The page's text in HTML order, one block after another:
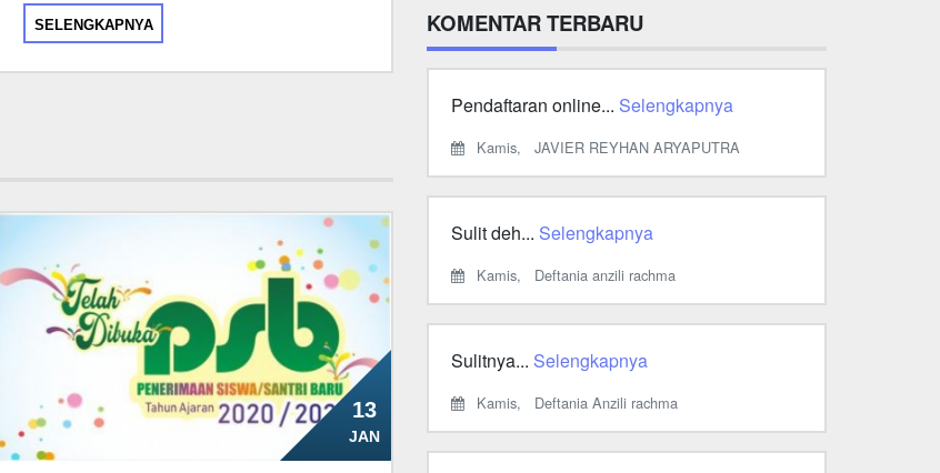
SELENGKAPNYA
13
JAN
KOMENTAR TERBARU
Pendaftaran online... Selengkapnya
Kamis, JAVIER REYHAN ARYAPUTRA
Sulit deh... Selengkapnya
Kamis, Deftania anzili rachma
Sulitnya... Selengkapnya
Kamis, Deftania Anzili rachma